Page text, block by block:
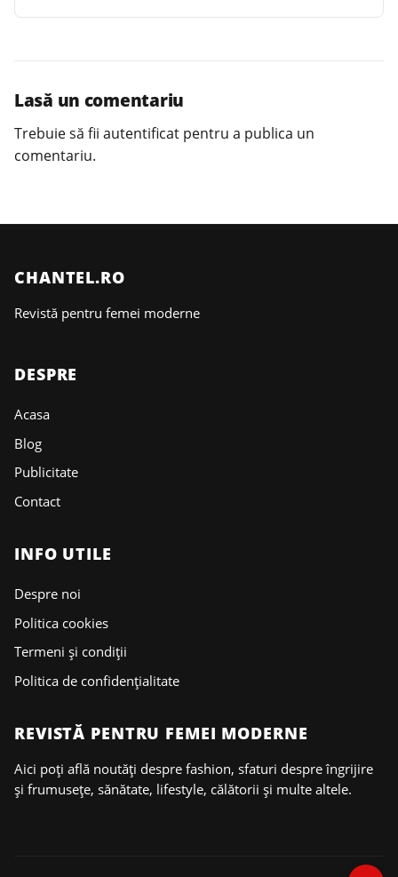
Lasă un comentariu
Trebuie să fii autentificat pentru a publica un
comentariu.
CHANTEL.RO
Revistă pentru femei moderne
DESPRE
Acasa
Blog
Publicitate
Contact
INFO UTILE
Despre noi
Politica cookies
Termeni și condiții
Politica de confidențialitate
REVISTĂ PENTRU FEMEI MODERNE
Aici poți află noutăți despre fashion, sfaturi despre îngrijire
și frumusețe, sănătate, lifestyle, călătorii și multe altele.